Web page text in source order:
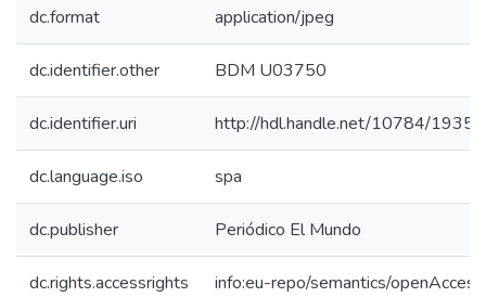
dc.format application/jpeg
dc.identifier.other BDM U03750
dc.identifier.uri http://hdl.handle.net/10784/19354
dc.language.iso spa
dc.publisher Periódico El Mundo
dc.rights.accessrights info:eu-repo/semantics/openAccess